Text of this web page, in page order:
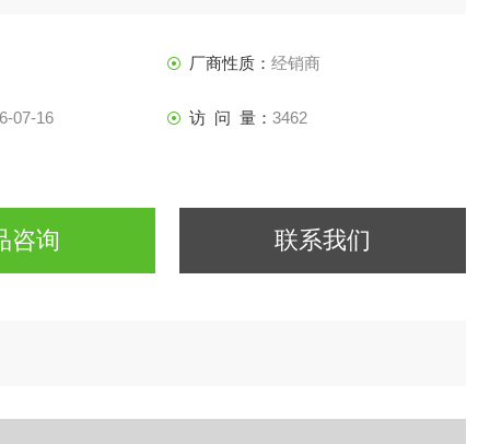
厂商性质： 经销商
07-16 访 问 量： 3462
咨询 联系我们